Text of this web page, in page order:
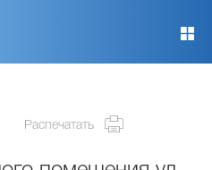
Распечатать